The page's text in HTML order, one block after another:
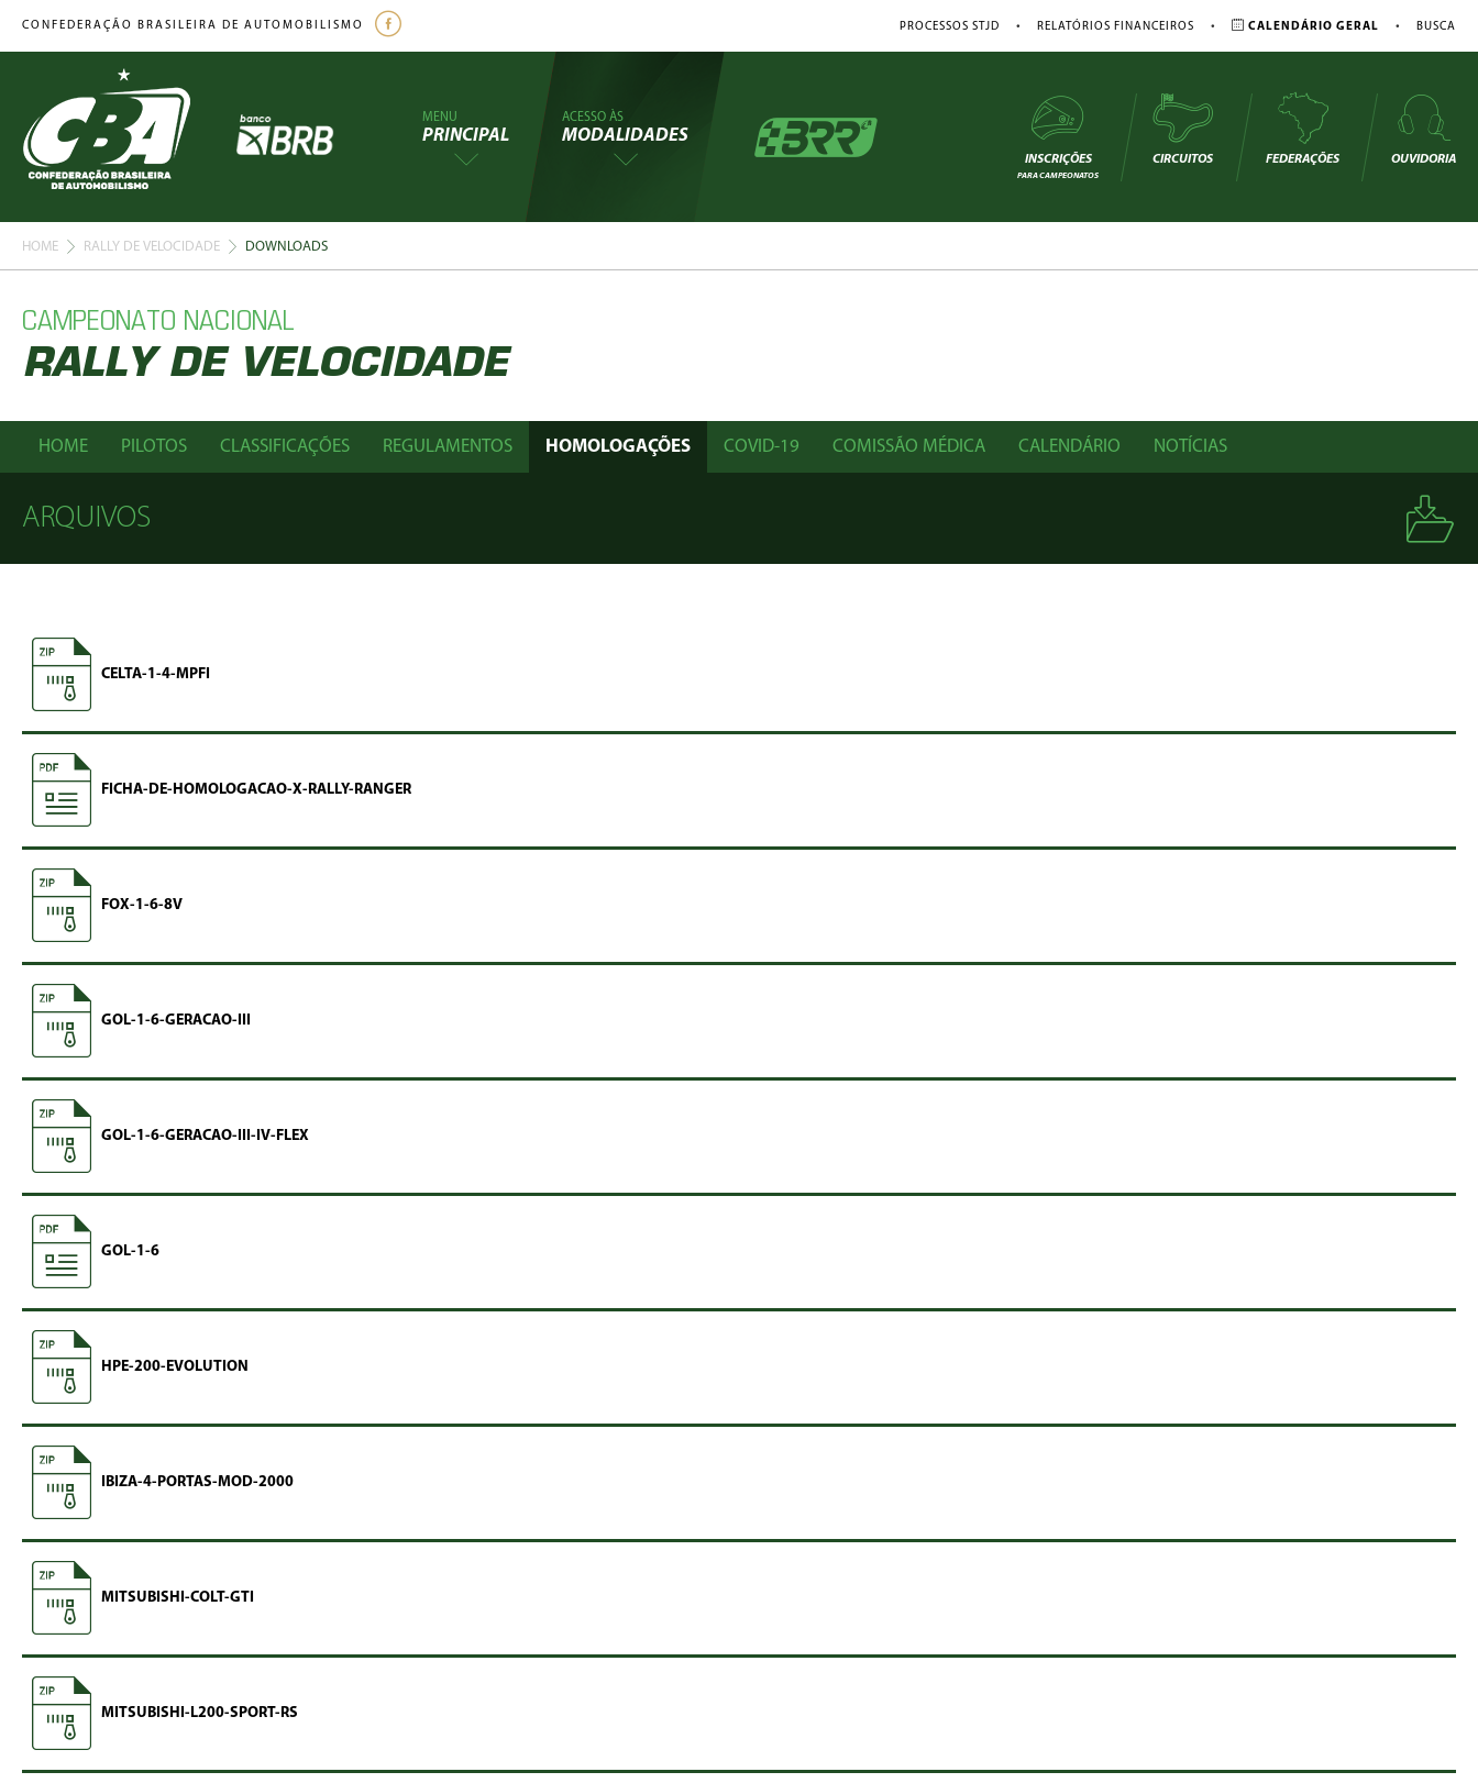
CONFEDERAÇÃO BRASILEIRA DE AUTOMOBILISMO PROCESSOS STJD • RELATÓRIOS FINANCEIROS • CALENDÁRIO GERAL • BUSCA
MENU
PRINCIPAL
ACESSO ÀS
MODALIDADES
INSCRIÇÕES
PARA CAMPEONATOS
CIRCUITOS FEDERAÇÕES OUVIDORIA
HOME RALLY DE VELOCIDADE DOWNLOADS
CAMPEONATO NACIONAL
RALLY DE VELOCIDADE
HOME PILOTOS CLASSIFICAÇÕES REGULAMENTOS HOMOLOGAÇÕES COVID-19 COMISSÃO MÉDICA CALENDÁRIO NOTÍCIAS
ARQUIVOS
CELTA-1-4-MPFI
FICHA-DE-HOMOLOGACAO-X-RALLY-RANGER
FOX-1-6-8V
GOL-1-6-GERACAO-III
GOL-1-6-GERACAO-III-IV-FLEX
GOL-1-6
HPE-200-EVOLUTION
IBIZA-4-PORTAS-MOD-2000
MITSUBISHI-COLT-GTI
MITSUBISHI-L200-SPORT-RS